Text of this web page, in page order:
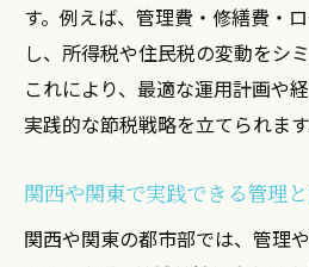
す。例えば、管理費・修繕費・
し、所得税や住民税の変動をシ
これにより、最適な運用計画や
実践的な節税戦略を立てられます
関西や関東で実践できる管理
関西や関東の都市部では、管理